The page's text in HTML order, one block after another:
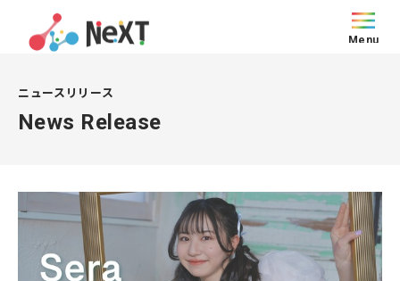
Menu
ニュースリリース
News Release